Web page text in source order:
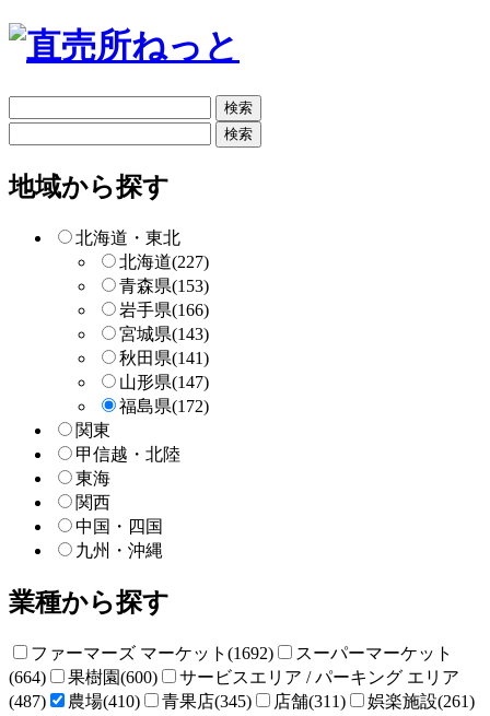
リ
ー
検
索
ー
検
地域から探す
北海道・東北
北海道(227)
青森県(153)
岩手県(166)
宮城県(143)
秋田県(141)
山形県(147)
福島県(172)
関東
甲信越・北陸
東海
関西
中国・四国
九州・沖縄
業種から探す
ファーマーズ マーケット(1692)
スーパーマーケット
(664)
果樹園(600)
サービスエリア / パーキング エリア
(487)
農場(410) 青果店(345) 店舗(311)
娯楽施設(261)